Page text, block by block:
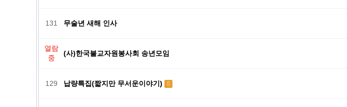
131 무술년 새해 인사
열람
중
(사)한국불교자원봉사회 송년모임
129 납량특집(짧지만 무서운이야기)